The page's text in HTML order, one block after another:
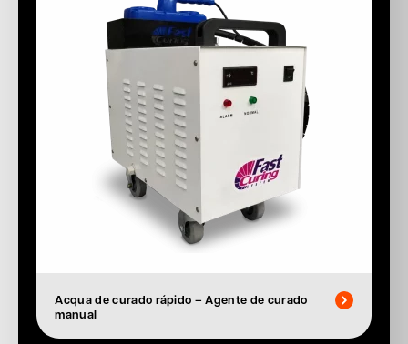
Acqua de curado rápido – Agente de curado
manual